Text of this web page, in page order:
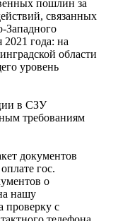
пошлин за
связанных
Западного
2021 года: на
области
уровень
в СЗУ
требованиям
документов
гос.
о
нашу
проверку с